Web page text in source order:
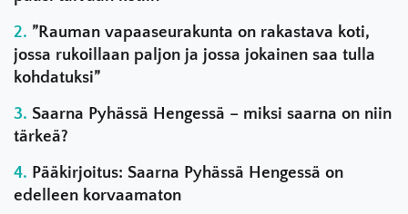
”Rauman vapaaseurakunta on rakastava koti,
jossa rukoillaan paljon ja jossa jokainen saa tulla
kohdatuksi”
Saarna Pyhässä Hengessä – miksi saarna on niin
tärkeä?
Pääkirjoitus: Saarna Pyhässä Hengessä on
edelleen korvaamaton